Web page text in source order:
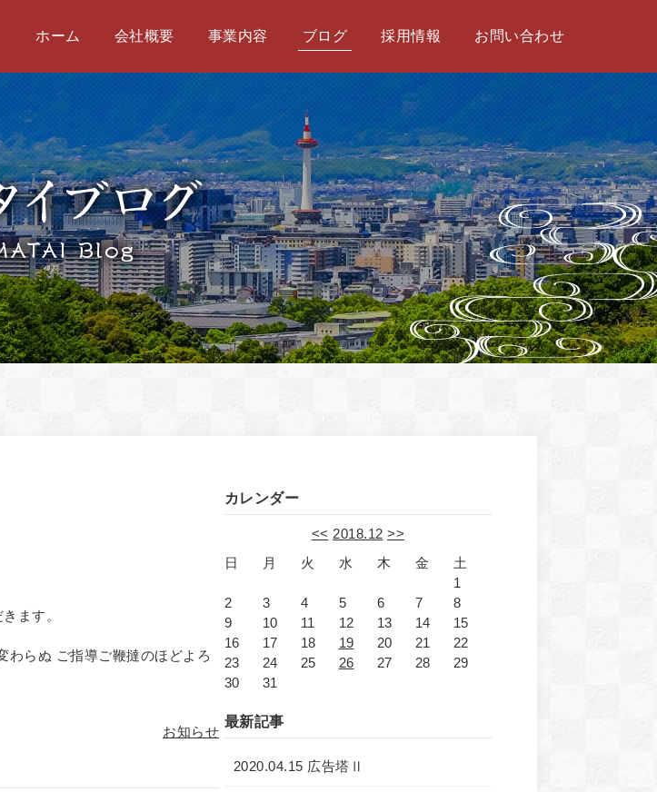
ホーム
会社概要 事業内容 ブログ 採用情報 お問い合わせ
ます。
わらぬ ご指導ご鞭撻のほどよろ
お知らせ
カレンダー
<< 2018.12 >>
日
月 火 水 木 金
土
1
2
3 4 5 6 7
8
9
10 11 12 13 14
15
16
17 18 19 20 21
22
23
24 25 26 27 28
29
30
31
最新記事
2020.04.15 広告塔Ⅱ